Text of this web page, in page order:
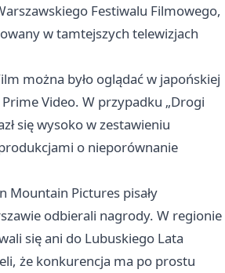
Festiwalu Filmowego,
w tamtejszych telewizjach
można było oglądać w japońskiej
Video. W przypadku „Drogi
się wysoko w zestawieniu
o nieporównanie
Mountain Pictures pisały
odbierali nagrody. W regionie
się ani do Lubuskiego Lata
że konkurencja ma po prostu